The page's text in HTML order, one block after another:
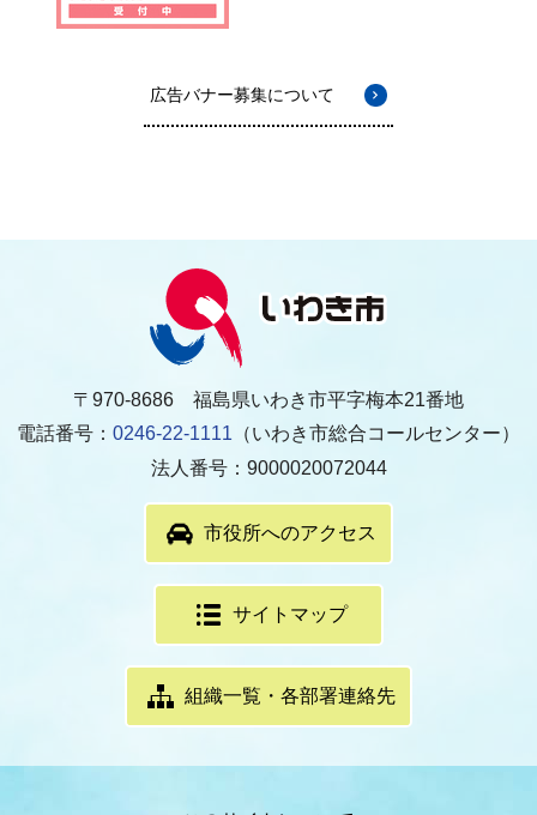
広告バナー募集について
〒970-8686 福島県いわき市平字梅本21番地
電話番号： 0246-22-1111 （いわき市総合コールセンター）
法人番号：9000020072044
市役所へのアクセス
サイトマップ
組織一覧・各部署連絡先